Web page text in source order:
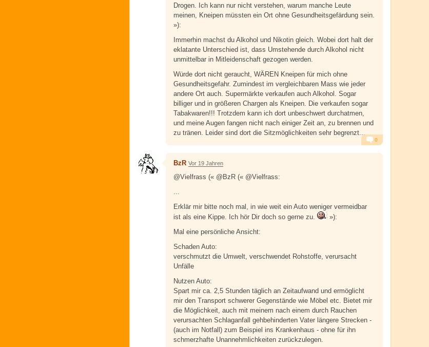
Drogen. Ich kann nur nicht verstehen, warum manche Leute
meinen, Kneipen müssten ein Ort ohne Gesundheitsgefärdung sein.
»):
Immerhin machst du Alkohol und Nikotin gleich. Wobei dort halt der
eklatante Unterschied ist, dass Umstehende durch Alkohol nicht
unmittelbar in Mitleidenschaft gezogen werden.
Würde dort nicht geraucht, WÄREN Kneipen für mich ohne
Gesundheitsgefahr. Zumindest im vergleichbaren Mass wie jeder
andere Ort auch. Supermärkte verkaufen auch Alkohol. Sogar
billiger und in größeren Chargen als Kneipen. Die verkaufen sogar
Tabakwaren!!! Trotzdem kann ich dort unbeschwert durchatmen,
und meine Augen fangen nicht nach einiger Zeit an, zu brennen und
zu tränen. Leider sind dort die Sitzmöglichkeiten sehr begrenzt...
Alarm Antworten
0
BzR Vor 19 Jahren
@Vielfrass (« @BzR (« @Vielfrass:
Erklär mir bitte noch mal, in wie weit ein Auto weniger vermeidbar
ist als eine Kippe. Ich hör Dir doch so gerne zu.
»):
Mal eine persönliche Ansicht:
Schaden Auto:
verschmutzt die Umwelt, verschwendet Rohstoffe, verursacht
Unfälle
Nutzen Auto:
Spart mir ca. 2,5 Stunden täglich an Zeitaufwand und ermöglicht
mir den Transport schwerer Gegenstände wie Möbel etc. Bietet mir
die Möglichkeit, auch mit meinem nach einem durch Rauchen
verursachten Schlaganfall gehbehinderten Vater längere Strecken -
(auch im Notfall) zum Beispiel ins Krankenhaus - ohne für ihn
schmerzhafte Unannehmlichkeiten zurückzulegen.